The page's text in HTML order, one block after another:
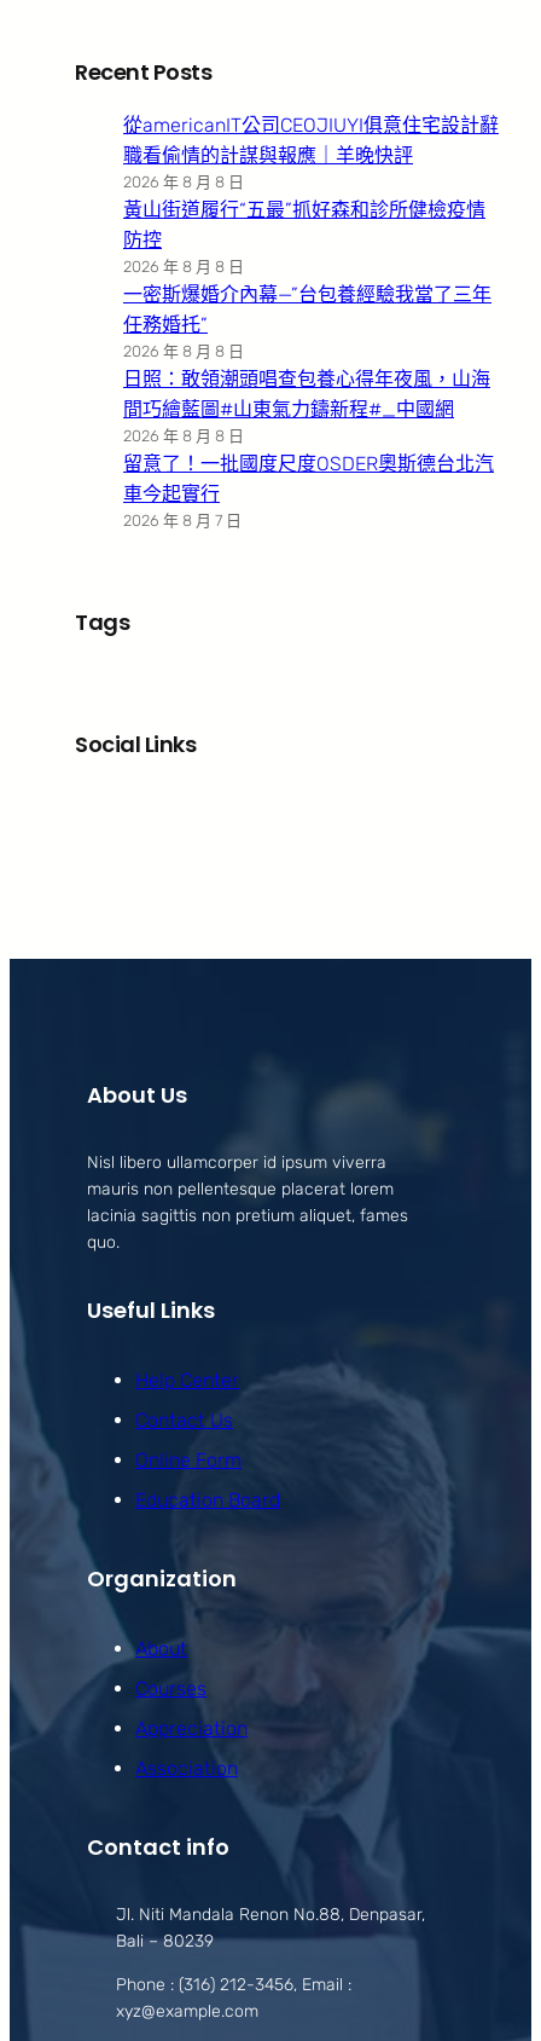
Recent Posts
從americanIT公司CEOJIUYI俱意住宅設計辭
職看偷情的計謀與報應｜羊晚快評
2026 年 8 月 8 日
黃山街道履行“五最”抓好森和診所健檢疫情
防控
2026 年 8 月 8 日
一密斯爆婚介內幕—”台包養經驗我當了三年
任務婚托”
2026 年 8 月 8 日
日照：敢領潮頭唱查包養心得年夜風，山海
間巧繪藍圖#山東氣力鑄新程#_中國網
2026 年 8 月 8 日
留意了！一批國度尺度OSDER奧斯德台北汽
車今起實行
2026 年 8 月 7 日
Tags
Social Links
About Us
Nisl libero ullamcorper id ipsum viverra
mauris non pellentesque placerat lorem
lacinia sagittis non pretium aliquet, fames
quo.
Useful Links
Help Center
Contact Us
Online Form
Education Board
Organization
About
Courses
Appreciation
Association
Contact info
Jl. Niti Mandala Renon No.88, Denpasar,
Bali – 80239
Phone : (316) 212-3456, Email :
xyz@example.com